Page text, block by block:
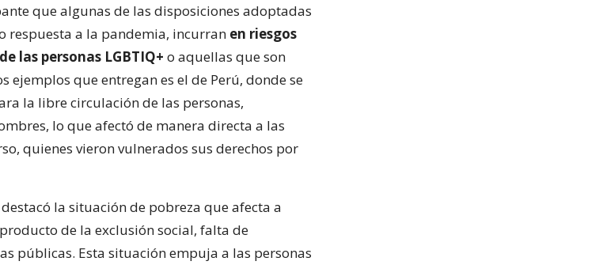
que algunas de las disposiciones adoptadas
respuesta a la pandemia, incurran en riesgos
las personas LGBTIQ+ o aquellas que son
ejemplos que entregan es el de Perú, donde se
la libre circulación de las personas,
lo que afectó de manera directa a las
quienes vieron vulnerados sus derechos por
la situación de pobreza que afecta a
de la exclusión social, falta de
públicas. Esta situación empuja a las personas